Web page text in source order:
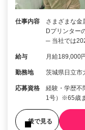
仕事内容
さまざまな金
Dプリンター
─ 当社では
給与 月給189,000
勤務地 茨城県日立市
応募資格
経験・学歴
1号）※65歳
後で見る